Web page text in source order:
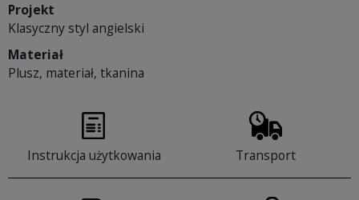
Projekt
Klasyczny styl angielski
Materiał
Plusz, materiał, tkanina
Instrukcja użytkowania Transport